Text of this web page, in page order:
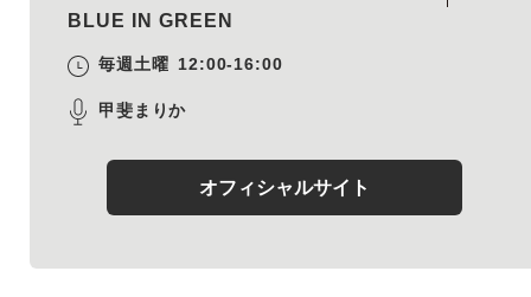
BLUE IN GREEN
毎週土曜 12:00-16:00
甲斐まりか
オフィシャルサイト